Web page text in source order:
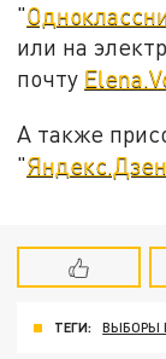
"
или на
почту
А также
"Яндекс.Дзен
ТЕГИ: ВЫБОРЫ